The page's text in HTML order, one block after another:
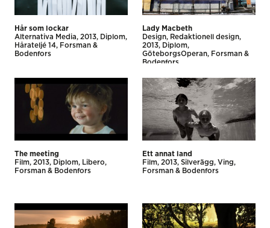
Hår som lockar
Alternativa Media
2013
Diplom
Hårateljé 14
Forsman &
Bodenfors
Lady Macbeth
Design
Redaktionell design
2013
Diplom
GöteborgsOperan
Forsman &
Bodenfors
The meeting
Film 2013 Diplom
Libero
Forsman & Bodenfors
Ett annat land
Film 2013 Silverägg
Ving
Forsman & Bodenfors